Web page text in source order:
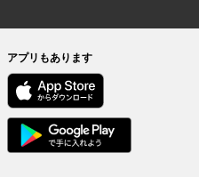
アプリもあります